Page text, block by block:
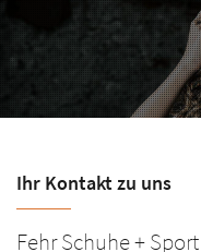
Ihr Kontakt zu uns
Fehr Schuhe + Sport